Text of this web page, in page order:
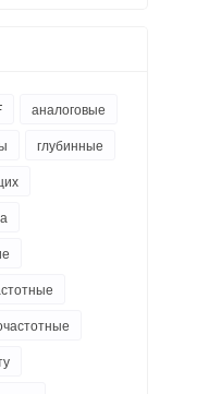
аналоговые
глубинные